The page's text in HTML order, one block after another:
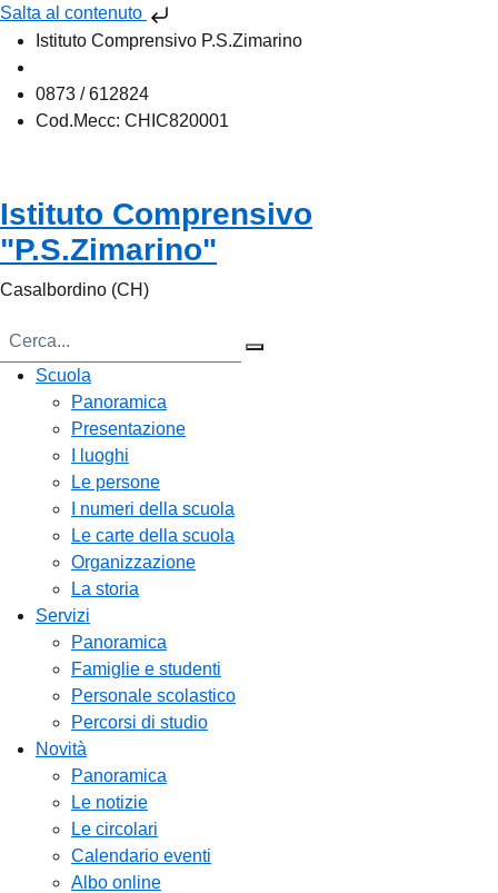
Salta al contenuto
Istituto Comprensivo P.S.Zimarino
0873 / 612824
Cod.Mecc: CHIC820001
Istituto Comprensivo
"P.S.Zimarino"
Casalbordino (CH)
Scuola
Panoramica
Presentazione
I luoghi
Le persone
I numeri della scuola
Le carte della scuola
Organizzazione
La storia
Servizi
Panoramica
Famiglie e studenti
Personale scolastico
Percorsi di studio
Novità
Panoramica
Le notizie
Le circolari
Calendario eventi
Albo online